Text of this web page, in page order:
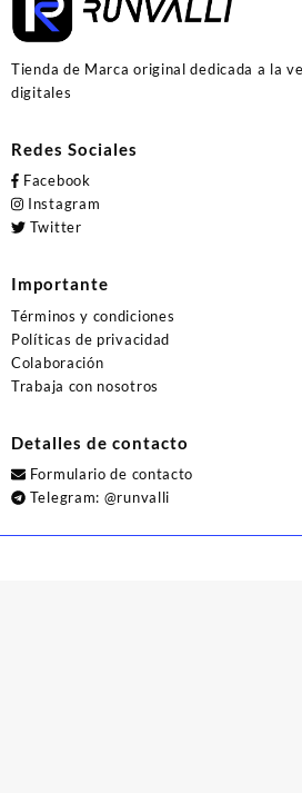
Tienda de Marca original dedicada a la
digitales
Redes Sociales
Facebook
Instagram
Twitter
Importante
Términos y condiciones
Políticas de privacidad
Colaboración
Trabaja con nosotros
Detalles de contacto
Formulario de contacto
Telegram: @runvalli